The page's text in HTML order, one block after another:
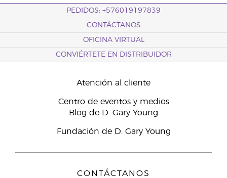
PEDIDOS: +576019197839
CONTÁCTANOS
OFICINA VIRTUAL
CONVIÉRTETE EN DISTRIBUIDOR
Atención al cliente
Centro de eventos y medios
Blog de D. Gary Young
Fundación de D. Gary Young
CONTÁCTANOS